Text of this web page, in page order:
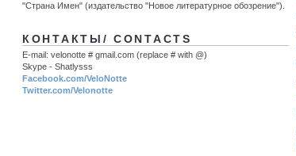
"Страна Имен" (издательство "Новое литературное обозрение").
КОНТАКТЫ/ CONTACTS
E-mail: velonotte # gmail.com (replace # with @)
Skype - Shatlysss
Facebook.com/VeloNotte
Twitter.com/Velonotte